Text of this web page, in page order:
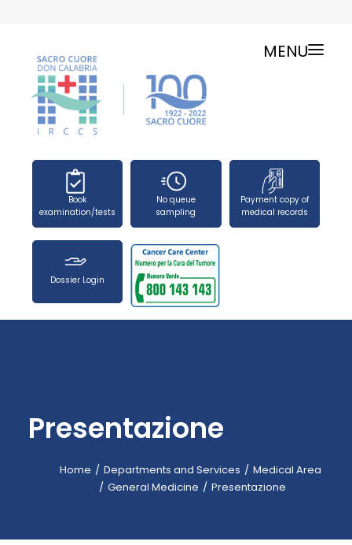
ONLINE SERVICES
SERVICE CHARTER
PUBLIC RELATIONS OFFICE-TELEPHONES
PRESS OFFICE
WORK WITH US
SEARCH
BOOKING: +39 045.601.32.57
Book
examination/tests
No queue
sampling
Payment copy of
medical records
Dossier Login
MENU
Presentazione
Home Departments and Services
Medical Area
General Medicine
Presentazione